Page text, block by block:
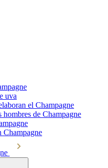
uva
el Champagne
hombres de Champagne
Champagne